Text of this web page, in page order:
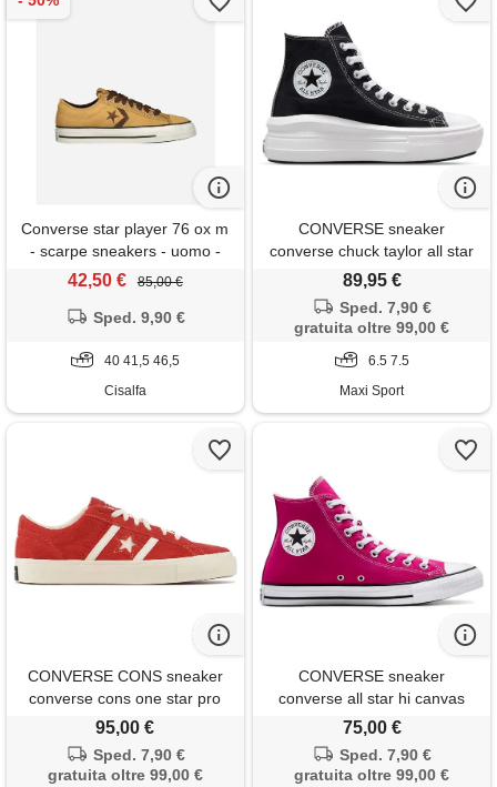
Converse star player 76 ox m
- scarpe sneakers - uomo -
arancione
42,50 € 85,00 €
Sped. 9,90 €
40 41,5 46,5
Cisalfa
CONVERSE sneaker
converse chuck taylor all star
move hi top donna
89,95 €
Sped. 7,90 €
gratuita oltre 99,00 €
6.5 7.5
Maxi Sport
CONVERSE CONS sneaker
converse cons one star pro
95,00 €
Sped. 7,90 €
gratuita oltre 99,00 €
CONVERSE sneaker
converse all star hi canvas
75,00 €
Sped. 7,90 €
gratuita oltre 99,00 €